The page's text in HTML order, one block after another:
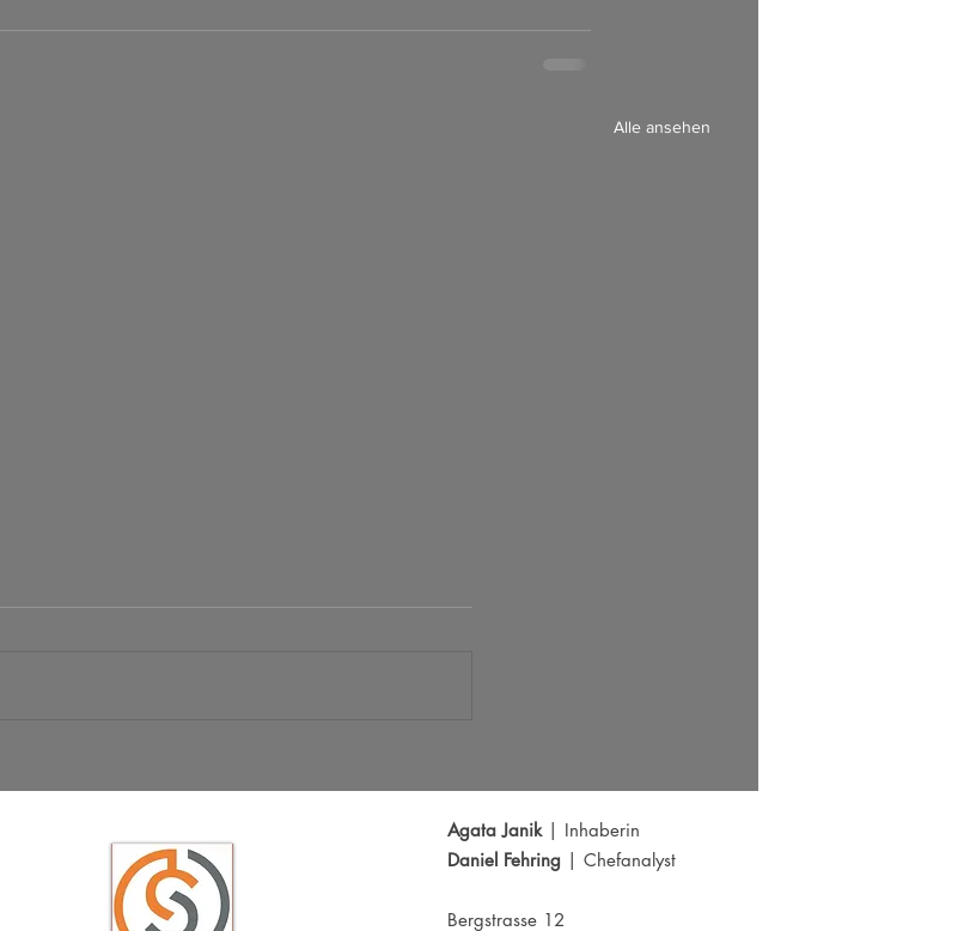
Alle ansehen
Agata Janik| Inhaberin
Daniel Fehring | Chefanalyst
Bergstrasse 12